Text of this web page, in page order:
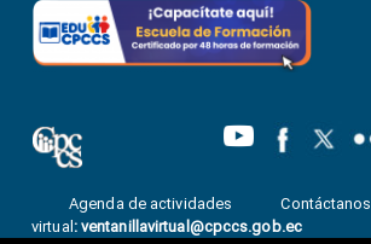
Agenda de actividades Contáctanos
virtual : ventanillavirtual@cpccs.gob.ec